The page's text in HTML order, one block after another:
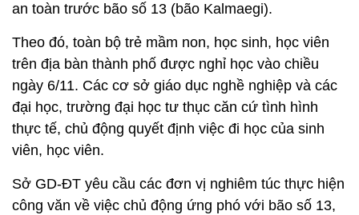
an toàn trước bão số 13 (bão Kalmaegi).
Theo đó, toàn bộ trẻ mầm non, học sinh, học viên
trên địa bàn thành phố được nghỉ học vào chiều
ngày 6/11. Các cơ sở giáo dục nghề nghiệp và các
đại học, trường đại học tư thục căn cứ tình hình
thực tế, chủ động quyết định việc đi học của sinh
viên, học viên.
Sở GD-ĐT yêu cầu các đơn vị nghiêm túc thực hiện
công văn về việc chủ động ứng phó với bão số 13,